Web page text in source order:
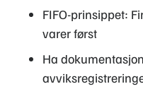
FIFO-prinsippet:
varer først
Ha